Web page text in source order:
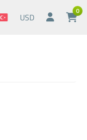
USD
0